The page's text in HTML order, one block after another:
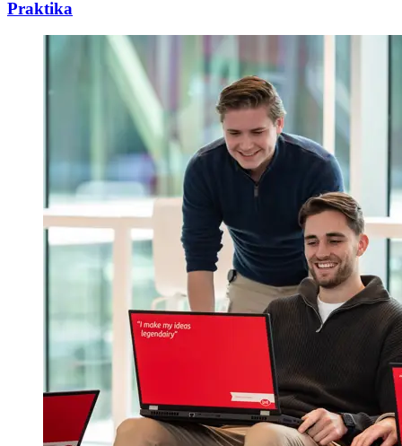
Praktika